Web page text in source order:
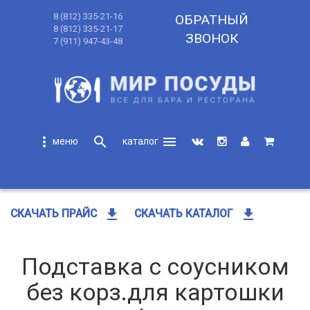
8 (812) 335-21-16
8 (812) 335-21-17
7 (911) 947-43-48
ОБРАТНЫЙ
ЗВОНОК
more_vert search
menu
СКАЧАТЬ ПРАЙС get_app СКАЧАТЬ КАТАЛОГ get_app
Подставка с соусником
без корз.для картошки